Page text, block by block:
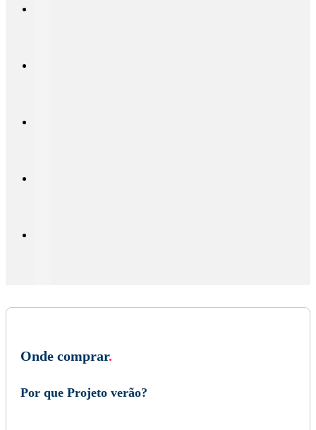
Onde comprar.
Por que Projeto verão?